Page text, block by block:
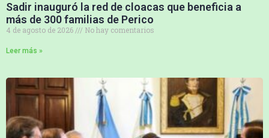
Sadir inauguró la red de cloacas que beneficia a
más de 300 familias de Perico
4 de agosto de 2026 No hay comentarios
Leer más »